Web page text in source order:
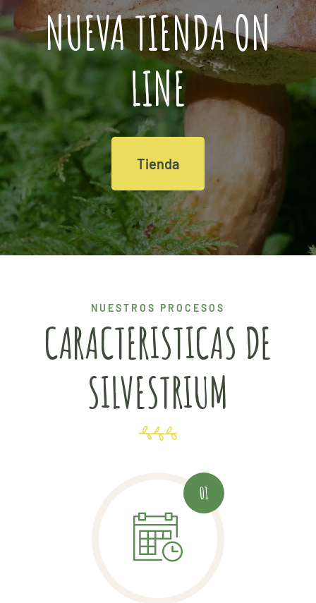
NUEVA TIENDA ON
LINE
Tienda
NUESTROS PROCESOS
CARACTERISTICAS DE
SILVESTRIUM
01